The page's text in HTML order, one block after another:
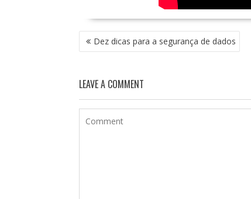
NAVEGAÇÃO
DE Dez dicas para a segurança de dados
LEAVE A COMMENT